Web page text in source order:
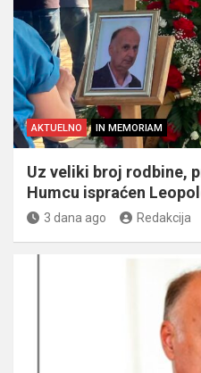
AKTUELNO IN MEMORIAM
Uz veliki broj rodbine,
Humcu ispraćen
3 dana ago Redakcija